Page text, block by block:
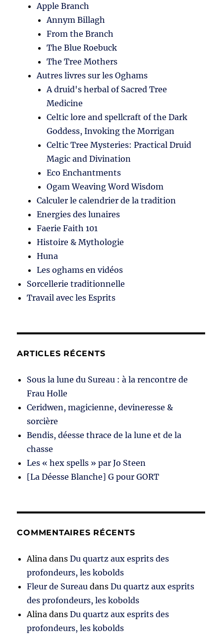
Apple Branch
Annym Billagh
From the Branch
The Blue Roebuck
The Tree Mothers
Autres livres sur les Oghams
A druid's herbal of Sacred Tree
Medicine
Celtic lore and spellcraft of the Dark
Goddess, Invoking the Morrigan
Celtic Tree Mysteries: Practical Druid
Magic and Divination
Eco Enchantments
Ogam Weaving Word Wisdom
Calculer le calendrier de la tradition
Energies des lunaires
Faerie Faith 101
Histoire & Mythologie
Huna
Les oghams en vidéos
Sorcellerie traditionnelle
Travail avec les Esprits
ARTICLES RÉCENTS
Sous la lune du Sureau : à la rencontre de
Frau Holle
Ceridwen, magicienne, devineresse &
sorcière
Bendis, déesse thrace de la lune et de la
chasse
Les « hex spells » par Jo Steen
[La Déesse Blanche] G pour GORT
COMMENTAIRES RÉCENTS
Alina dansDu quartz aux esprits des
profondeurs, les kobolds
Fleur de Sureau dansDu quartz aux esprits
des profondeurs, les kobolds
Alina dansDu quartz aux esprits des
profondeurs, les kobolds